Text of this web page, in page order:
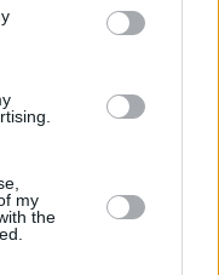
en este sitio web o
my
the